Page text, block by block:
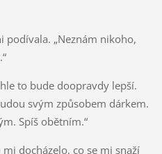
podívala. „Neznám nikoho,
to bude doopravdy lepší.
svým způsobem dárkem.
Spíš obětním.“
docházelo, co se mi snaží